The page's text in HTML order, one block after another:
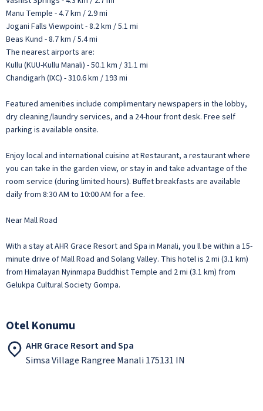
Manu Temple - 4.7 km / 2.9 mi
Jogani Falls Viewpoint - 8.2 km / 5.1 mi
Beas Kund - 8.7 km / 5.4 mi
The nearest airports are:
Kullu (KUU-Kullu Manali) - 50.1 km / 31.1 mi
Chandigarh (IXC) - 310.6 km / 193 mi
Featured amenities include complimentary newspapers in the lobby,
dry cleaning/laundry services, and a 24-hour front desk. Free self
parking is available onsite.
Enjoy local and international cuisine at Restaurant, a restaurant where
you can take in the garden view, or stay in and take advantage of the
room service (during limited hours). Buffet breakfasts are available
daily from 8:30 AM to 10:00 AM for a fee.
Near Mall Road
With a stay at AHR Grace Resort and Spa in Manali, you ll be within a 15-
minute drive of Mall Road and Solang Valley. This hotel is 2 mi (3.1 km)
from Himalayan Nyinmapa Buddhist Temple and 2 mi (3.1 km) from
Gelukpa Cultural Society Gompa.
Otel Konumu
AHR Grace Resort and Spa
Simsa Village Rangree Manali 175131 IN